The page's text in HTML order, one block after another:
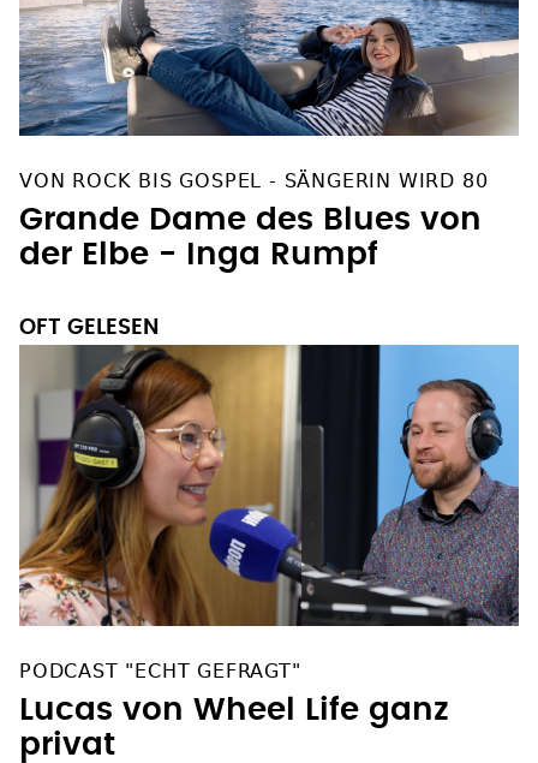
VON ROCK BIS GOSPEL - SÄNGERIN WIRD 80
Grande Dame des Blues von
der Elbe - Inga Rumpf
OFT GELESEN
PODCAST "ECHT GEFRAGT"
Lucas von Wheel Life ganz
privat